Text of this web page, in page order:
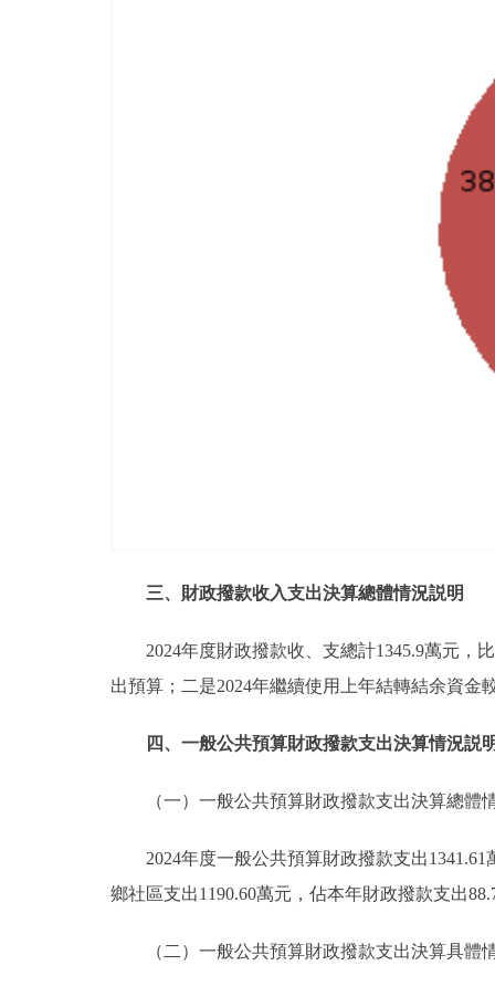
三、財政撥款收入支出決算總體情況説明
2024年度財政撥款收、支總計1345.9萬元，
出預算；二是2024年繼續使用上年結轉結余資金
四、一般公共預算財政撥款支出決算情況説
（一）一般公共預算財政撥款支出決算總體
2024年度一般公共預算財政撥款支出
鄉社區支出1190.60萬元，佔本年財政撥款支出
（二）一般公共預算財政撥款支出決算具體